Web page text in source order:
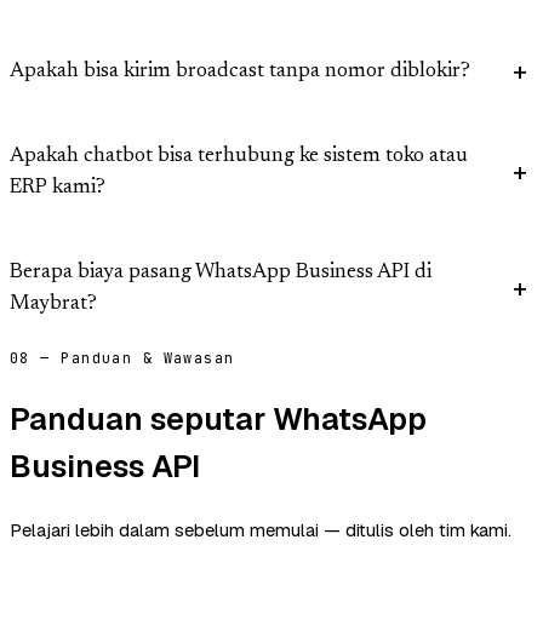
Apakah bisa kirim broadcast tanpa nomor diblokir?
Apakah chatbot bisa terhubung ke sistem toko atau
ERP kami?
Berapa biaya pasang WhatsApp Business API di
Maybrat?
08 — Panduan & Wawasan
Panduan seputar WhatsApp
Business API
Pelajari lebih dalam sebelum memulai — ditulis oleh tim kami.